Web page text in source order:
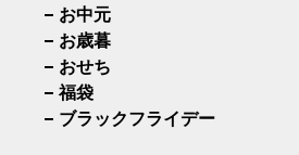
お中元
お歳暮
おせち
福袋
ブラックフライデー